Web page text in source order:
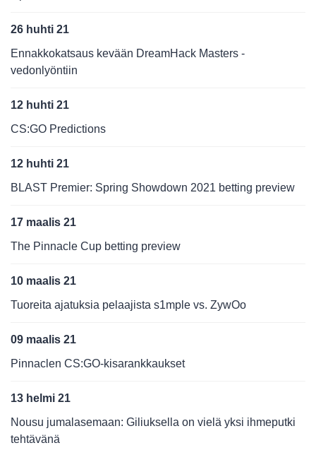
26 huhti 21
Ennakkokatsaus kevään DreamHack Masters -
vedonlyöntiin
12 huhti 21
CS:GO Predictions
12 huhti 21
BLAST Premier: Spring Showdown 2021 betting preview
17 maalis 21
The Pinnacle Cup betting preview
10 maalis 21
Tuoreita ajatuksia pelaajista s1mple vs. ZywOo
09 maalis 21
Pinnaclen CS:GO-kisarankkaukset
13 helmi 21
Nousu jumalasemaan: Giliuksella on vielä yksi ihmeputki
tehtävänä